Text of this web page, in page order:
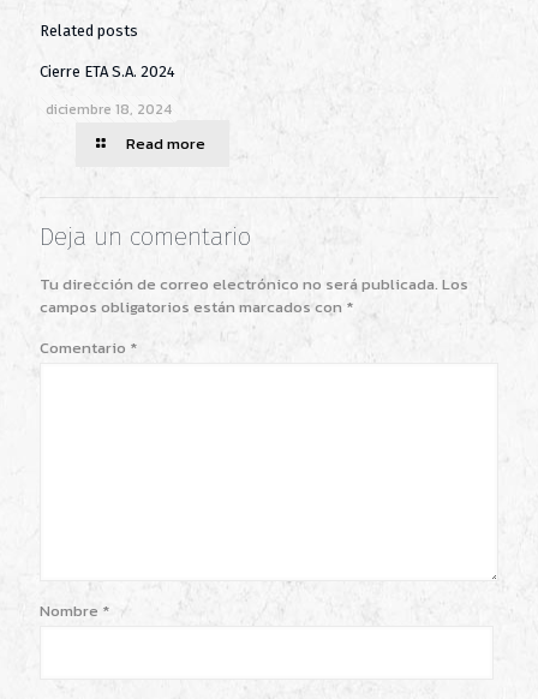
Related posts
diciembre 18, 2024
Cierre ETA S.A. 2024
Read more
Deja un comentario
Tu dirección de correo electrónico no será publicada. Los
campos obligatorios están marcados con *
Comentario *
Nombre *